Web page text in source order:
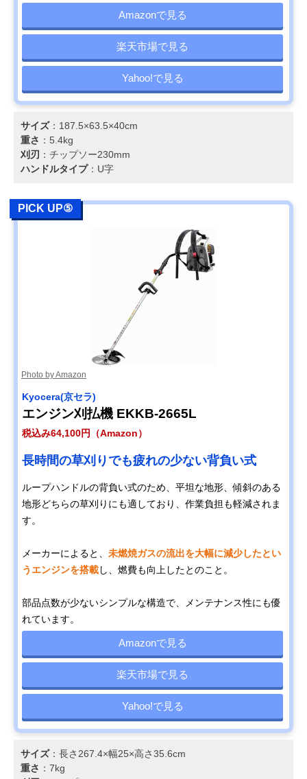
Amazonで見る
楽天市場で見る
Yahoo!で見る
サイズ：187.5×63.5×40cm
重さ ：5.4kg
刈刃 ：チップソー230mm
ハンドルタイプ：U字
PICK UP⑤
Photo by Amazon
Kyocera(京セラ)
エンジン刈払機 EKKB-2665L
税込み64,100円（Amazon）
長時間の草刈りでも疲れの少ない背負い式
ループハンドルの背負い式のため、平坦な地形、傾斜のある
地形どちらの草刈りにも適しており、作業負担も軽減されま
す。
メーカーによると、 未燃焼ガスの流出を大幅に減少したとい
うエンジンを搭載し、燃費も向上したとのこと。
部品点数が少ないシンプルな構造で、メンテナンス性にも優
れています。
Amazonで見る
楽天市場で見る
Yahoo!で見る
サイズ：長さ267.4×幅25×高さ35.6cm
重さ ：7kg